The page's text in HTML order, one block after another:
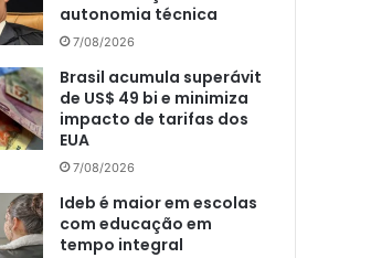
autonomia técnica
7/08/2026
Brasil acumula superávit
de US$ 49 bi e minimiza
impacto de tarifas dos
EUA
7/08/2026
Ideb é maior em escolas
com educação em
tempo integral